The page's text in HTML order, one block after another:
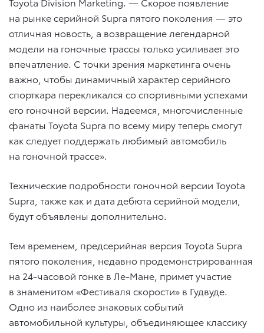
на рынке серийной Supra пятого поколения — это
отличная новость, а возвращение легендарной
модели на гоночные трассы только усиливает это
впечатление. С точки зрения маркетинга очень
важно, чтобы динамичный характер серийного
спорткара перекликался со спортивными успехами
его гоночной версии. Надеемся, многочисленные
фанаты Toyota Supra по всему миру теперь смогут
как следует поддержать любимый автомобиль
на гоночной трассе».
Технические подробности гоночной версии Toyota
Supra, также как и дата дебюта серийной модели,
будут объявлены дополнительно.
Тем временем, предсерийная версия Toyota Supra
пятого поколения, недавно продемонстрированная
на 24-часовой гонке в Ле-Мане, примет участие
в знаменитом «Фестиваля скорости» в Гудвуде.
Одно из наиболее знаковых событий
автомобильной культуры, объединяющее классику